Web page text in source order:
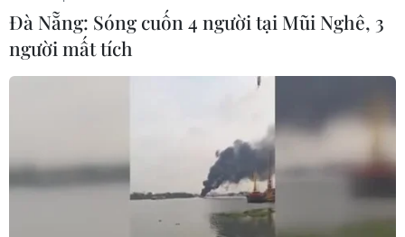
Đà Nẵng: Sóng cuốn 4 người tại Mũi Nghê, 3
người mất tích